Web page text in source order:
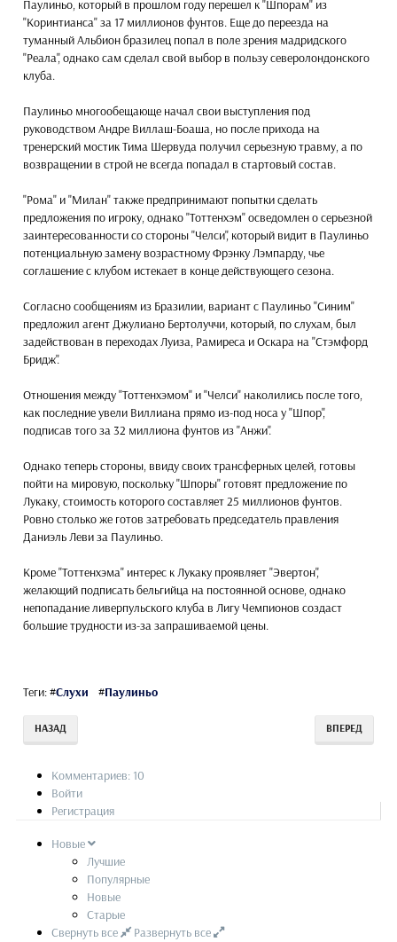
Паулиньо, который в прошлом году перешел к "Шпорам" из
"Коринтианса" за 17 миллионов фунтов. Еще до переезда на
туманный Альбион бразилец попал в поле зрения мадридского
"Реала", однако сам сделал свой выбор в пользу северолондонского
клуба.
Паулиньо многообещающе начал свои выступления под
руководством Андре Виллаш-Боаша, но после прихода на
тренерский мостик Тима Шервуда получил серьезную травму, а по
возвращении в строй не всегда попадал в стартовый состав.
"Рома" и "Милан" также предпринимают попытки сделать
предложения по игроку, однако "Тоттенхэм" осведомлен о серьезной
заинтересованности со стороны "Челси", который видит в Паулиньо
потенциальную замену возрастному Фрэнку Лэмпарду, чье
соглашение с клубом истекает в конце действующего сезона.
Согласно сообщениям из Бразилии, вариант с Паулиньо "Синим"
предложил агент Джулиано Бертолуччи, который, по слухам, был
задействован в переходах Луиза, Рамиреса и Оскара на "Стэмфорд
Бридж".
Отношения между "Тоттенхэмом" и "Челси" наколились после того,
как последние увели Виллиана прямо из-под носа у "Шпор",
подписав того за 32 миллиона фунтов из "Анжи".
Однако теперь стороны, ввиду своих трансферных целей, готовы
пойти на мировую, поскольку "Шпоры" готовят предложение по
Лукаку, стоимость которого составляет 25 миллионов фунтов.
Ровно столько же готов затребовать председатель правления
Даниэль Леви за Паулиньо.
Кроме "Тоттенхэма" интерес к Лукаку проявляет "Эвертон",
желающий подписать бельгийца на постоянной основе, однако
непопадание ливерпульского клуба в Лигу Чемпионов создаст
большие трудности из-за запрашиваемой цены.
Теги:#Слухи #Паулиньо
НАЗАД ВПЕРЕД
Комментариев: 10
Войти
Регистрация
Новые
Лучшие
Популярные
Новые
Старые
Свернуть все
Развернуть все